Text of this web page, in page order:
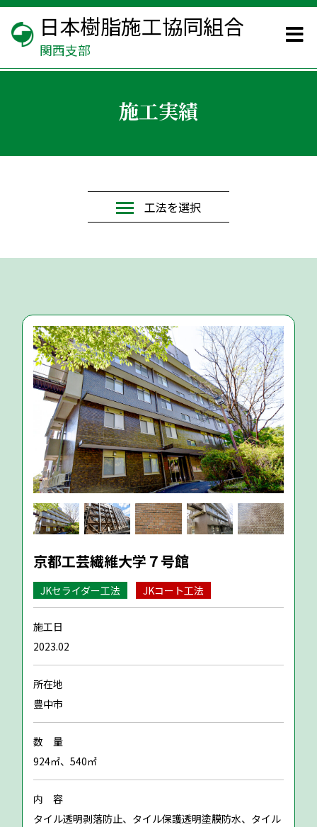
日本樹脂施工協同組合
関西支部
施工実績
工法を選択
京都工芸繊維大学７号館
JKセライダー工法 JKコート工法
施工日
2023.02
所在地
豊中市
数 量
924㎡、540㎡
内 容
タイル透明剥落防止、タイル保護透明塗膜防水、タイル